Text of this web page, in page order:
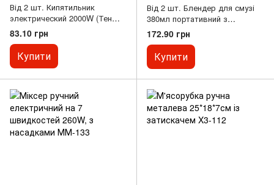
Від 2 шт. Кипятильник
электрический 2000W (Тен
21см)
83.10 грн
Купити
Від 2 шт. Блендер для смузі
380мл портативний з
акумулятором A-801
172.90 грн
Купити